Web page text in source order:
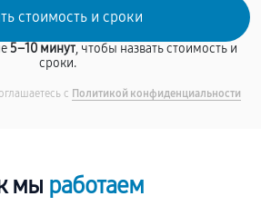
5–10 минут, чтобы назвать стоимость и
сроки.
с Политикой конфиденциальности
мы работаем